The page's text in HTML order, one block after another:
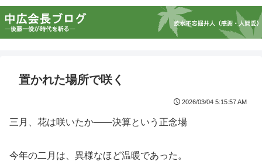
置かれた場所で咲く
2026/03/04 5:15:57 AM
三月、花は咲いたか――決算という正念場
今年の二月は、異様なほど温暖であった。